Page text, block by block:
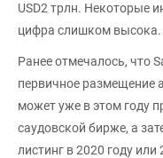
USD2 трлн. Некоторые
цифра слишком высока.
Ранее отмечалось, что
первичное размещение
может уже в этом году
саудовской бирже, а
листинг в 2020 году